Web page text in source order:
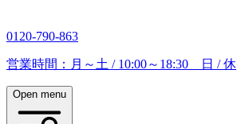
0120-790-863
営業時間：月～土 / 10:00～18:30 日 / 休
Open menu